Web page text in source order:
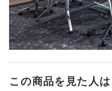
この商品を見た人